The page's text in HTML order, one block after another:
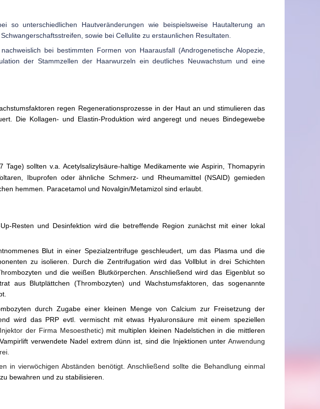
so unterschiedlichen Hautveränderungen wie beispielsweise Hautalterung an
sowie bei Cellulite zu erstaunlichen Resultaten.
bei bestimmten Formen von Haarausfall (Androgenetische Alopezie,
der Stammzellen der Haarwurzeln ein deutliches Neuwachstum und eine
regen Regenerationsprozesse in der Haut an und stimulieren das
Die Kollagen- und Elastin-Produktion wird angeregt und neues Bindegewebe
sollten v.a. Acetylsalizylsäure-haltige Medikamente wie Aspirin, Thomapyrin
Ibuprofen oder ähnliche Schmerz- und Rheumamittel (NSAID) gemieden
hemmen. Paracetamol und Novalgin/Metamizol sind erlaubt.
Resten und Desinfektion wird die betreffende Region zunächst mit einer lokal
Blut in einer Spezialzentrifuge geschleudert, um das Plasma und die
zu isolieren. Durch die Zentrifugation wird das Vollblut in drei Schichten
und die weißen Blutkörperchen. Anschließend wird das Eigenblut so
aus Blutplättchen (Thrombozyten) und Wachstumsfaktoren, das sogenannte
durch Zugabe einer kleinen Menge von Calcium zur Freisetzung der
wird das PRP evtl. vermischt mit etwas Hyaluronsäure mit einem speziellen
der Firma Mesoesthetic) mit multiplen kleinen Nadelstichen in die mittleren
verwendete Nadel extrem dünn ist, sind die Injektionen unter Anwendung
in vierwöchigen Abständen benötigt. Anschließend sollte die Behandlung einmal
bewahren und zu stabilisieren.